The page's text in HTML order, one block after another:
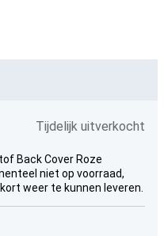
Tijdelijk uitverkocht
Back Cover Roze
niet op voorraad,
weer te kunnen leveren.